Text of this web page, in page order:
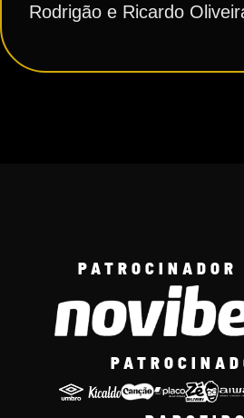
Rodrigão e Ricardo
PATROCINADOR